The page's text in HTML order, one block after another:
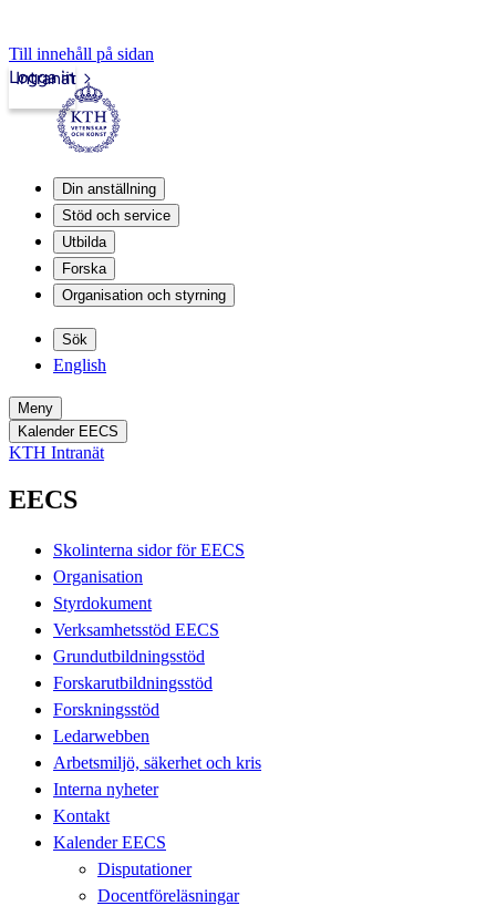
Till innehåll på sidan
Intranät
Logga in
Din anställning
Stöd och service
Utbilda
Forska
Organisation och styrning
Sök
English
Meny
Kalender EECS
KTH Intranät
EECS
Skolinterna sidor för EECS
Organisation
Styrdokument
Verksamhetsstöd EECS
Grundutbildningsstöd
Forskarutbildningsstöd
Forskningsstöd
Ledarwebben
Arbetsmiljö, säkerhet och kris
Interna nyheter
Kontakt
Kalender EECS
Disputationer
Docentföreläsningar